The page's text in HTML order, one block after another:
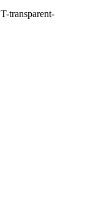
transparent-